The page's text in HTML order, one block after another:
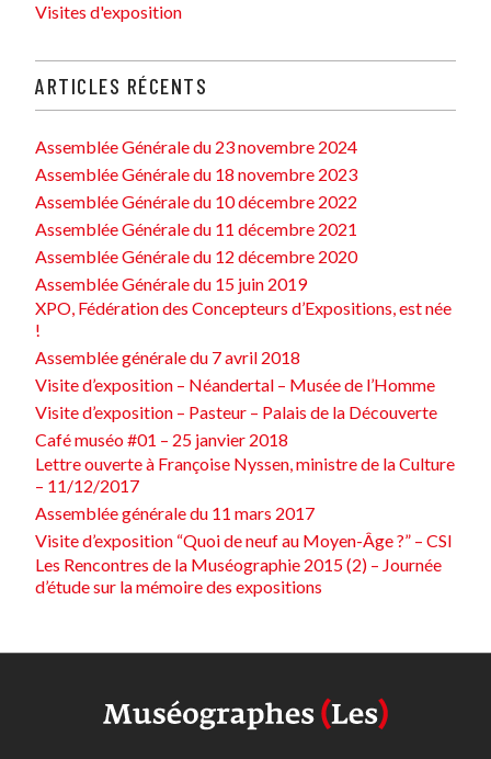
Visites d'exposition
ARTICLES RÉCENTS
Assemblée Générale du 23 novembre 2024
Assemblée Générale du 18 novembre 2023
Assemblée Générale du 10 décembre 2022
Assemblée Générale du 11 décembre 2021
Assemblée Générale du 12 décembre 2020
Assemblée Générale du 15 juin 2019
XPO, Fédération des Concepteurs d’Expositions, est née
!
Assemblée générale du 7 avril 2018
Visite d’exposition – Néandertal – Musée de l’Homme
Visite d’exposition – Pasteur – Palais de la Découverte
Café muséo #01 – 25 janvier 2018
Lettre ouverte à Françoise Nyssen, ministre de la Culture
– 11/12/2017
Assemblée générale du 11 mars 2017
Visite d’exposition “Quoi de neuf au Moyen-Âge ?” – CSI
Les Rencontres de la Muséographie 2015 (2) – Journée
d’étude sur la mémoire des expositions